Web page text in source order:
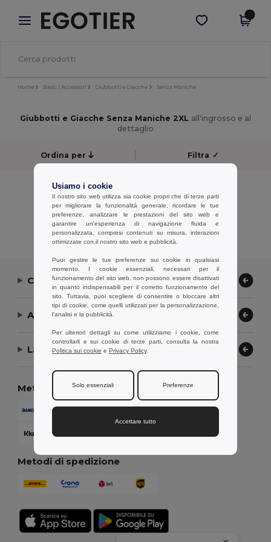
× App Egotier
Prezzi migliori sull'app!
Scarica app
Home Basic | Accessori Giubbotti e Giacche Senza Maniche
Giubbotti e Giacche Senza Maniche 2XL all'ingrosso e al
dettaglio
Ordina per Filtra ✓
No results.
No results.
Visualizzazione Di Tutti I Prodotti.
Contattaci
Aiuto or Assistenza
La nostra azienda
Metodi di pagamento
Metodi di spedizione
Usiamo i cookie
Il nostro sito web utilizza sia cookie propri che di terze parti
per migliorare la funzionalità generale, ricordare le tue
preferenze, analizzare le prestazioni del sito web e
garantire un'esperienza di navigazione fluida e
personalizzata, compresi contenuti su misura, interazioni
ottimizzate con il nostro sito web e pubblicità.
Puoi gestire le tue preferenze sui cookie in qualsiasi
momento. I cookie essenziali, necessari per il
funzionamento del sito web, non possono essere disattivati
in quanto indispensabili per il corretto funzionamento del
sito. Tuttavia, puoi scegliere di consentire o bloccare altri
tipi di cookie, come quelli utilizzati per la personalizzazione,
l'analisi e la pubblicità.
Per ulteriori dettagli su come utilizziamo i cookie, come
controllarli e sui cookie di terze parti, consulta la nostra
Politica sui cookie e Privacy Policy.
Solo essenziali Preferenze
Accettare tutto